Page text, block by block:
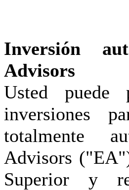
Inversión
Advisors
Usted puede
inversiones
totalmente
Advisors
Superior y